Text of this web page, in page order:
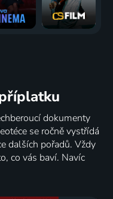
dokumenty
se ročně vystřídá
dalších pořadů. Vždy
co vás baví. Navíc